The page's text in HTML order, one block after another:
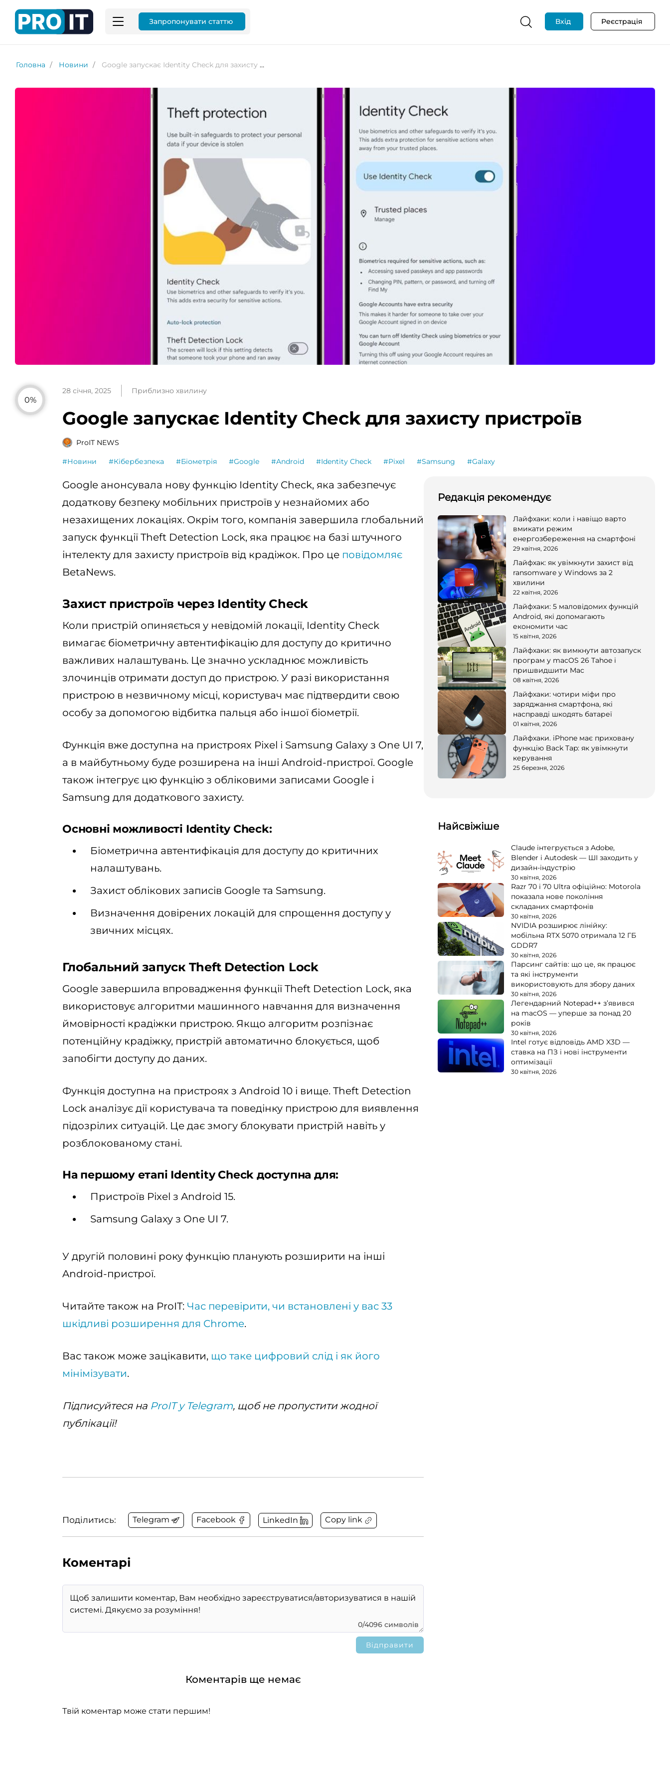
Запропонувати статтю Вхід Реєстрація
Головна Новини Google запускає Identity Check для захисту пристроїв
0%
28 січня, 2025 Приблизно хвилину
Google запускає Identity Check для захисту пристроїв
ProIT NEWS
#Новини #Кібербезпека #Біометрія #Google #Android #Identity Check #Pixel #Samsung #Galaxy
Google анонсувала нову функцію Identity Check, яка забезпечує
додаткову безпеку мобільних пристроїв у незнайомих або
незахищених локаціях. Окрім того, компанія завершила глобальний
запуск функції Theft Detection Lock, яка працює на базі штучного
інтелекту для захисту пристроїв від крадіжок. Про це повідомляє
BetaNews.
Захист пристроїв через Identity Check
Коли пристрій опиняється у невідомій локації, Identity Check
вимагає біометричну автентифікацію для доступу до критично
важливих налаштувань. Це значно ускладнює можливість
злочинців отримати доступ до пристрою. У разі використання
пристрою в незвичному місці, користувач має підтвердити свою
особу за допомогою відбитка пальця або іншої біометрії.
Функція вже доступна на пристроях Pixel і Samsung Galaxy з One UI 7,
а в майбутньому буде розширена на інші Android-пристрої. Google
також інтегрує цю функцію з обліковими записами Google і
Samsung для додаткового захисту.
Основні можливості Identity Check:
Біометрична автентифікація для доступу до критичних
налаштувань.
Захист облікових записів Google та Samsung.
Визначення довірених локацій для спрощення доступу у
звичних місцях.
Глобальний запуск Theft Detection Lock
Google завершила впровадження функції Theft Detection Lock, яка
використовує алгоритми машинного навчання для визначення
ймовірності крадіжки пристрою. Якщо алгоритм розпізнає
потенційну крадіжку, пристрій автоматично блокується, щоб
запобігти доступу до даних.
Функція доступна на пристроях з Android 10 і вище. Theft Detection
Lock аналізує дії користувача та поведінку пристрою для виявлення
підозрілих ситуацій. Це дає змогу блокувати пристрій навіть у
розблокованому стані.
На першому етапі Identity Check доступна для:
Пристроїв Pixel з Android 15.
Samsung Galaxy з One UI 7.
У другій половині року функцію планують розширити на інші
Android-пристрої.
Читайте також на ProIT: Час перевірити, чи встановлені у вас 33
шкідливі розширення для Chrome.
Вас також може зацікавити, що таке цифровий слід і як його
мінімізувати.
Підписуйтеся на ProIT у Telegram, щоб не пропустити жодної
публікації!
Поділитись: Telegram Facebook LinkedIn Copy link
Коментарі
0/4096 символів
Коментарів ще немає
Твій коментар може стати першим!
Редакція рекомендує
Лайфхаки: коли і навіщо варто
вмикати режим
енергозбереження на смартфоні
29 квітня, 2026
Лайфхак: як увімкнути захист від
ransomware у Windows за 2
хвилини
22 квітня, 2026
Лайфхаки: 5 маловідомих функцій
Android, які допомагають
економити час
15 квітня, 2026
Лайфхаки: як вимкнути автозапуск
програм у macOS 26 Tahoe і
пришвидшити Mac
08 квітня, 2026
Лайфхаки: чотири міфи про
заряджання смартфона, які
насправді шкодять батареї
01 квітня, 2026
Лайфхаки. iPhone має приховану
функцію Back Tap: як увімкнути
керування
25 березня, 2026
Найсвіжіше
Claude інтегрується з Adobe,
Blender і Autodesk — ШІ заходить у
дизайн-індустрію
30 квітня, 2026
Razr 70 і 70 Ultra офіційно: Motorola
показала нове покоління
складаних смартфонів
30 квітня, 2026
NVIDIA розширює лінійку:
мобільна RTX 5070 отримала 12 ГБ
GDDR7
30 квітня, 2026
Парсинг сайтів: що це, як працює
та які інструменти
використовують для збору даних
30 квітня, 2026
Легендарний Notepad++ з’явився
на macOS — уперше за понад 20
років
30 квітня, 2026
Intel готує відповідь AMD X3D —
ставка на ПЗ і нові інструменти
оптимізації
30 квітня, 2026